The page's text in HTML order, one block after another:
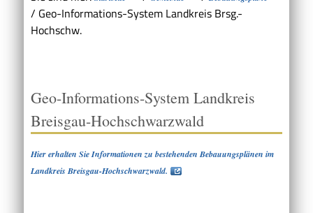
/ Geo-Informations-System Landkreis Brsg.-
Hochschw.
Geo-Informations-System Landkreis
Breisgau-Hochschwarzwald
Hier erhalten Sie Informationen zu bestehenden Bebauungsplänen im
Landkreis Breisgau-Hochschwarzwald.